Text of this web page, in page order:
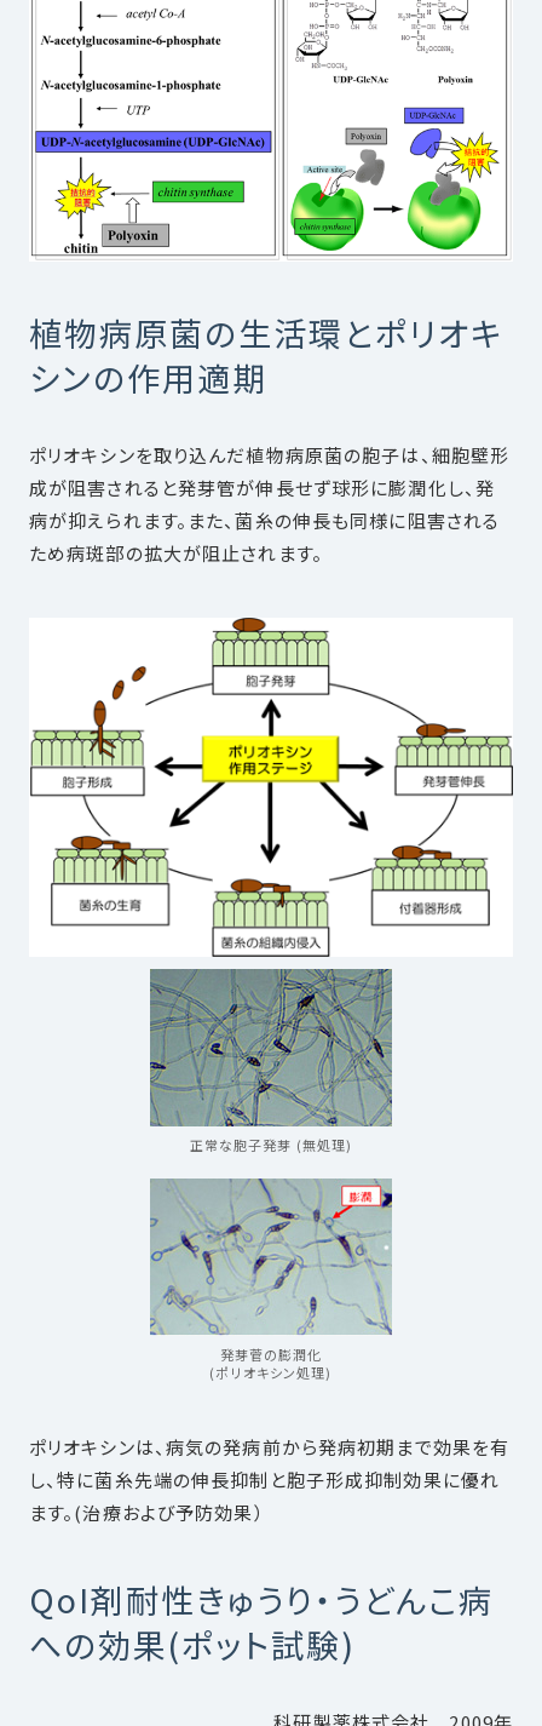
植物病原菌の生活環とポリオキ
シンの作用適期
ポリオキシンを取り込んだ植物病原菌の胞子は、細胞壁形
成が阻害されると発芽管が伸長せず球形に膨潤化し、発
病が抑えられます。また、菌糸の伸長も同様に阻害される
ため病斑部の拡大が阻止されます。
正常な胞子発芽 (無処理)
発芽菅の膨潤化
(ポリオキシン処理)
ポリオキシンは、病気の発病前から発病初期まで効果を有
し、特に菌糸先端の伸長抑制と胞子形成抑制効果に優れ
ます。(治療および予防効果）
QoI剤耐性きゅうり・うどんこ病
への効果(ポット試験)